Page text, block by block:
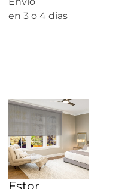
en 3 o 4 dias